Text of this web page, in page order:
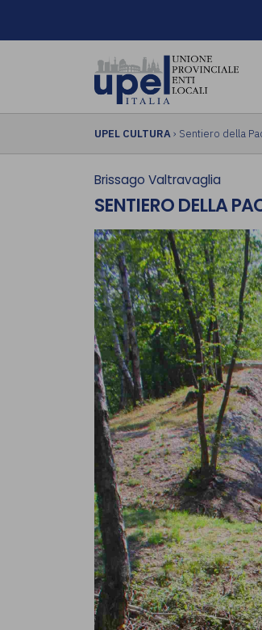
UPEL CULTURA› Sentiero della
Brissago Valtravaglia
SENTIERO DELLA